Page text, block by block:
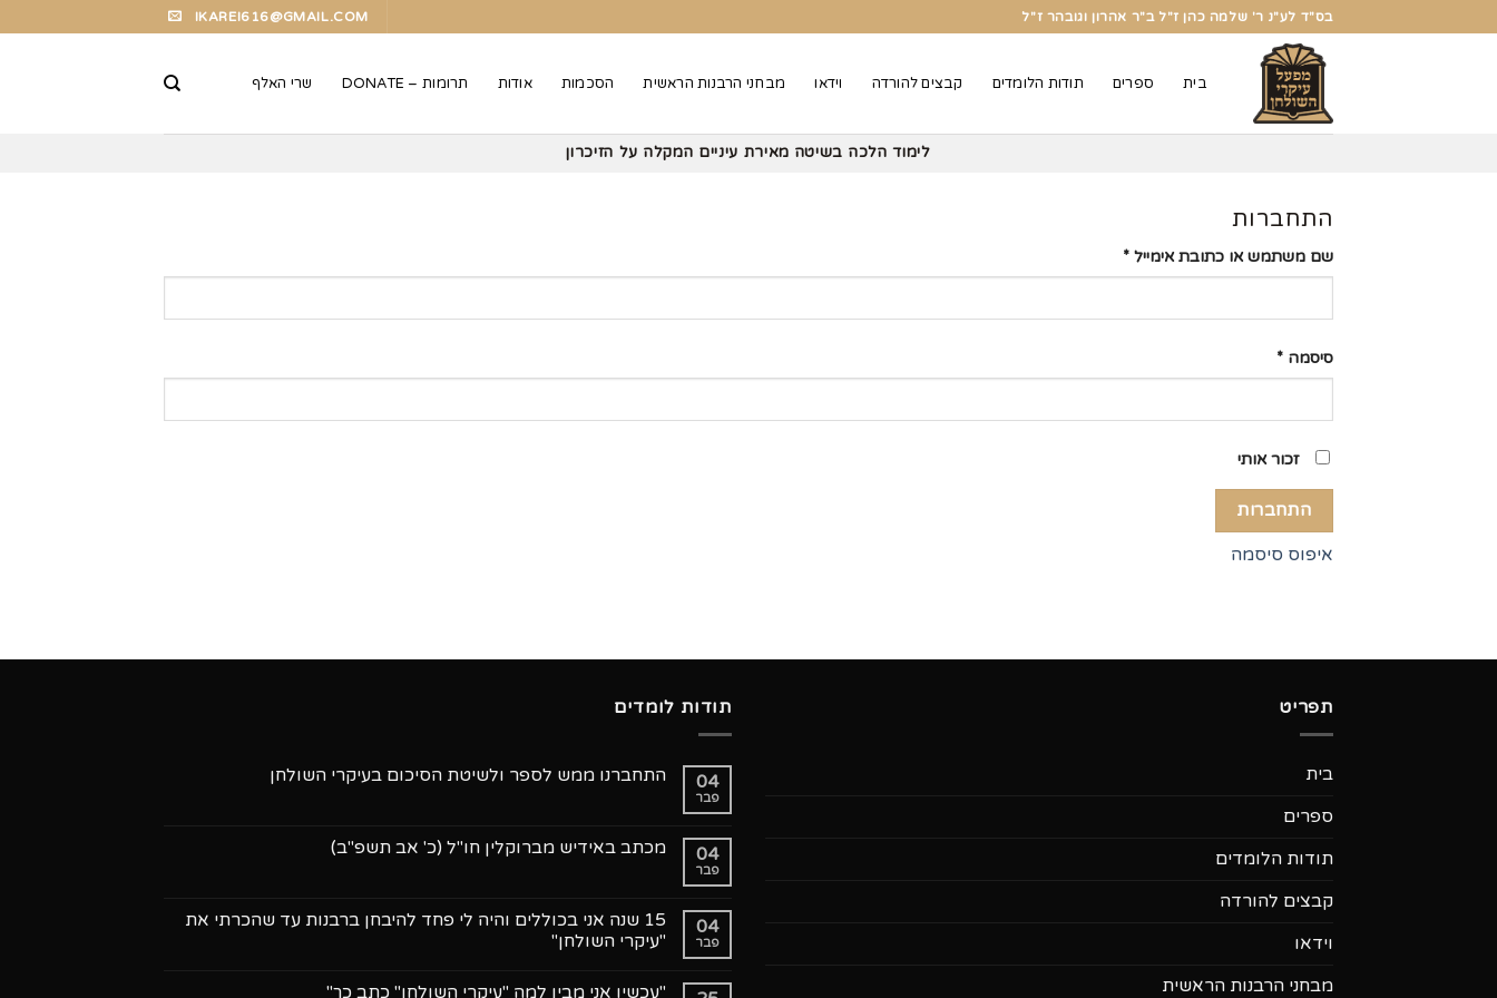
to
בס"ד לע"נ ר' שלמה כהן ז"ל ב"ר אהרון וגובהר ז"ל ‏ IKAREI616@GMAIL.COM
בית ספרים תודות הלומדים קבצים להורדה וידאו מבחני הרבנות הראשית הסכמות אודות תרומות – DONATE שרי האלף
לימוד הלכה בשיטה מאירת עיניים המקלה על הזיכרון‏
התחברות
שם משתמש או כתובת אימייל *
סיסמה *
זכור אותי
התחברות
איפוס סיסמה
תפריט
בית
ספרים
תודות הלומדים
קבצים להורדה
וידאו
מבחני הרבנות הראשית
תודות לומדים
04
פבר
התחברנו ממש לספר ולשיטת הסיכום בעיקרי השולחן
התחברנו
ממש
בעיקרי
השולחן
04
פבר
מכתב באידיש מברוקלין חו"ל (כ' אב תשפ"ב)
מכתב
באידיש
מברוקלין
אב
04
פבר
15 שנה אני בכוללים והיה לי פחד להיבחן ברבנות עד שהכרתי את
"עיקרי השולחן"
על
"עכשיו אני מבין למה "עיקרי השולחן" כתב כך"